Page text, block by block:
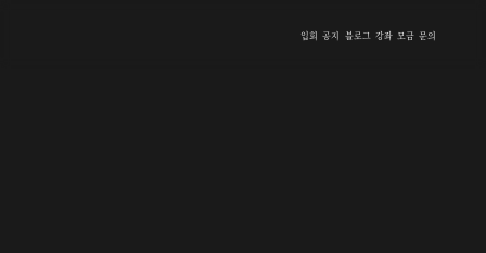
입회 공지 블로그 강좌 모금 문의